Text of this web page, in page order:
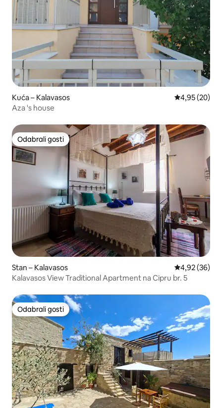
Kuća – Kalavasos Prosječna
4,95 (20)
Aza 's house
Odabrali gosti
Odabrali gosti
Stan – Kalavasos Prosječna
4,92 (36)
Kalavasos View Traditional Apartment na Cipru br. 5
Odabrali gosti
Odabrali gosti